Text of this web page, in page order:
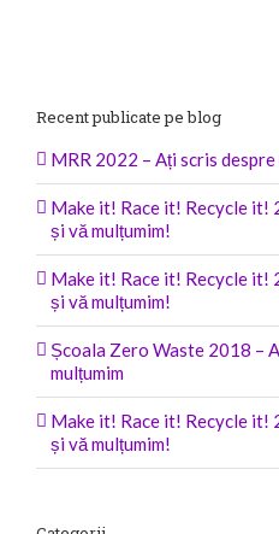
Recent publicate pe blog
MRR 2022 – Ați scris
Make it! Race it! Recycle it!
și vă mulțumim!
Make it! Race it! Recycle it!
și vă mulțumim!
Școala Zero Waste 2018 –
mulțumim
Make it! Race it! Recycle it!
și vă mulțumim!